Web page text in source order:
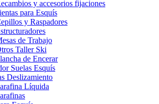
y accesorios fijaciones
para Esquís
y Raspadores
de Trabajo
Taller Ski
de Encerar
Suelas Esquís
Deslizamiento
Líquida